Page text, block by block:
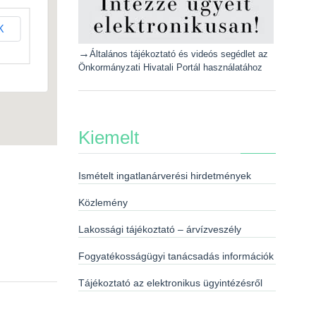
→ Általános tájékoztató és videós segédlet az
Önkormányzati Hivatali Portál használatához
Kiemelt
Ismételt ingatlanárverési hirdetmények
Közlemény
Lakossági tájékoztató – árvízveszély
Fogyatékosságügyi tanácsadás információk
Tájékoztató az elektronikus ügyintézésről